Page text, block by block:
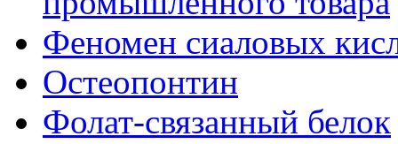
Феномен сиаловых
Остеопонтин
Фолат-связанный белок